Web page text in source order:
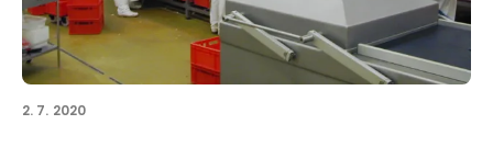
2. 7. 2020